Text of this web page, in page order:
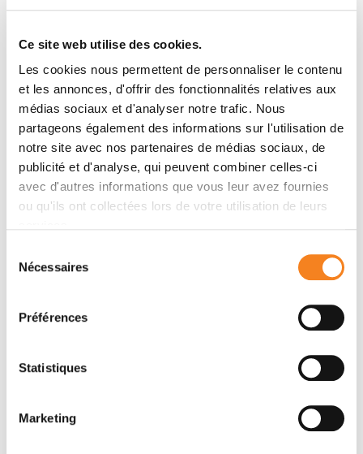
Ce site web utilise des cookies.
Les cookies nous permettent de personnaliser le contenu
et les annonces, d'offrir des fonctionnalités relatives aux
médias sociaux et d'analyser notre trafic. Nous
partageons également des informations sur l'utilisation de
notre site avec nos partenaires de médias sociaux, de
publicité et d'analyse, qui peuvent combiner celles-ci
avec d'autres informations que vous leur avez fournies
ou qu'ils ont collectées lors de votre utilisation de leurs
Nécessaires
Préférences
Statistiques
Marketing
Puisieux, T. D. Bachelot, Q. Wang
Membres
ALAIN
Professeur - Médecin